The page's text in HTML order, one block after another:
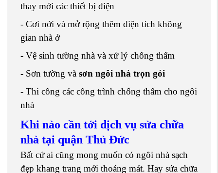
thay mới các thiết bị điện
- Cơi nới và mở rộng thêm diện tích không
gian nhà ở
- Vệ sinh tường nhà và xử lý chống thấm
- Sơn tường và sơn ngôi nhà trọn gói
- Thi công các công trình chống thấm cho ngôi
nhà
Khi nào cần tới dịch vụ sửa chữa
nhà tại quận Thủ Đức
Bất cứ ai cũng mong muốn có ngôi nhà sạch
đẹp khang trang mới thoáng mát. Hay sửa chữa